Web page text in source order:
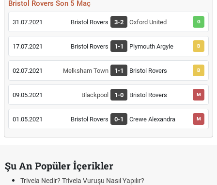
Bristol Rovers Son 5 Maç
31.07.2021 Bristol Rovers 3-2 Oxford United G
17.07.2021 Bristol Rovers 1-1 Plymouth Argyle B
02.07.2021 Melksham Town 1-1 Bristol Rovers B
09.05.2021 Blackpool 1-0 Bristol Rovers M
01.05.2021 Bristol Rovers 0-1 Crewe Alexandra M
Şu An Popüler İçerikler
Trivela Nedir? Trivela Vuruşu Nasıl Yapılır?